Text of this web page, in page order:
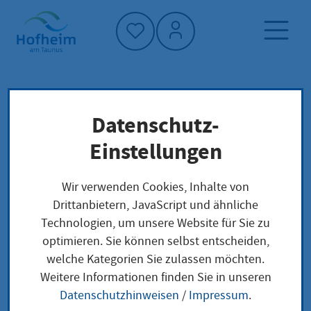
Startseite"
Dienstleistung-Finder
Lokale Anliegen
Sprengungen mit explosionsgefährlichen
Stoffen anzeigen
Sprengungen mit
explosionsgefährliche
Datenschutz-
Einstellungen
Wir verwenden Cookies, Inhalte von
Drittanbietern, JavaScript und ähnliche
Technologien, um unsere Website für Sie zu
optimieren. Sie können selbst entscheiden,
welche Kategorien Sie zulassen möchten.
Weitere Informationen finden Sie in unseren
Datenschutzhinweisen / Impressum.